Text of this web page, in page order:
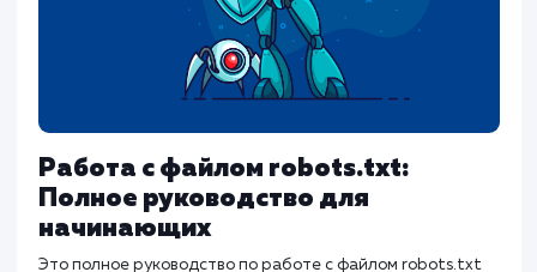
Другие статьи